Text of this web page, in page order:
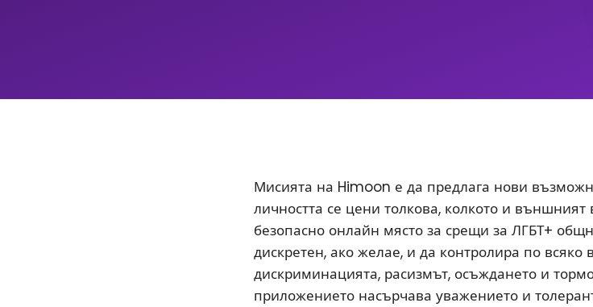
Мисията на Himoon е да предлага нови
личността се цени толкова, колкото и
безопасно онлайн място за срещи за ЛГБТ+
дискретен, ако желае, и да контролира по
дискриминацията, расизмът, осъждането и
приложението насърчава уважението и